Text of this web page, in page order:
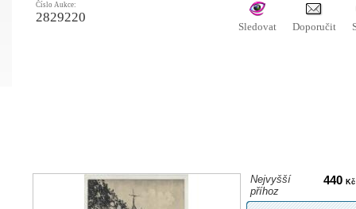
Číslo Aukce:
2829220
Sledovat Doporučit
Nejvyšší
příhoz
440 Kč